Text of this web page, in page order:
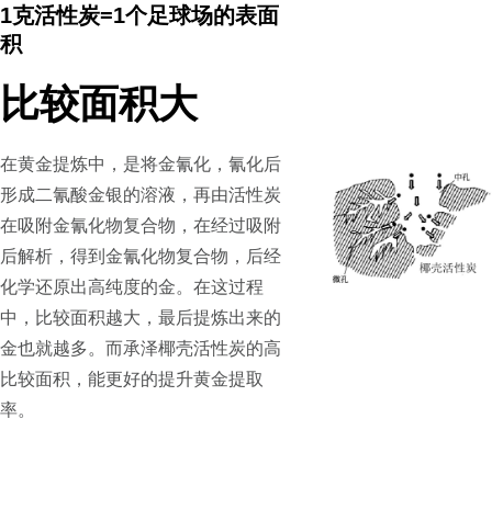
1克活性炭=1个足球场的表面
积
比较面积大
在黄金提炼中，是将金氰化，氰化后
形成二氰酸金银的溶液，再由活性炭
在吸附金氰化物复合物，在经过吸附
后解析，得到金氰化物复合物，后经
化学还原出高纯度的金。在这过程
中，比较面积越大，最后提炼出来的
金也就越多。而承泽椰壳活性炭的高
比较面积，能更好的提升黄金提取
率。